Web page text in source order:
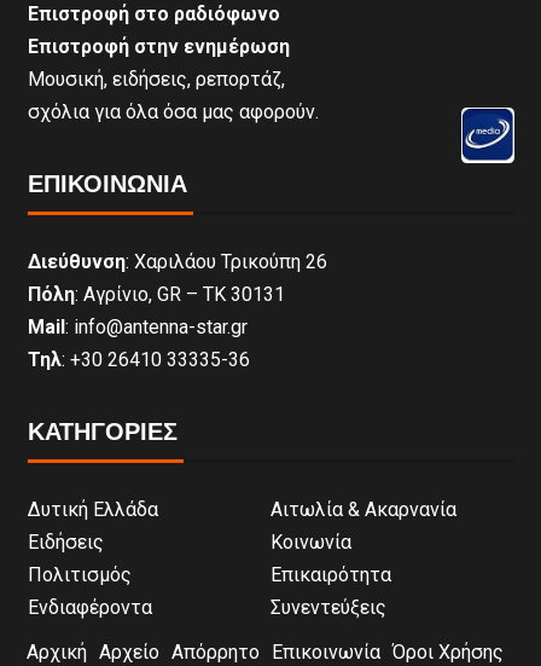
Επιστροφή στο ραδιόφωνο
Επιστροφή στην ενημέρωση
Μουσική, ειδήσεις, ρεπορτάζ,
σχόλια για όλα όσα μας αφορούν.
ΕΠΙΚΟΙΝΩΝΊΑ
Διεύθυνση: Χαριλάου Τρικούπη 26
Πόλη: Αγρίνιο, GR – ΤΚ 30131
Mail: info@antenna-star.gr
Τηλ: +30 26410 33335-36
ΚΑΤΗΓΟΡΙΕΣ
Δυτική Ελλάδα
Αιτωλία & Ακαρνανία
Ειδήσεις
Κοινωνία
Πολιτισμός
Επικαιρότητα
Ενδιαφέροντα
Συνεντεύξεις
Αρχική Αρχείο Απόρρητο Επικοινωνία Όροι Χρήσης